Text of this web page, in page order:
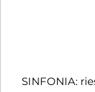
SINFONIA: